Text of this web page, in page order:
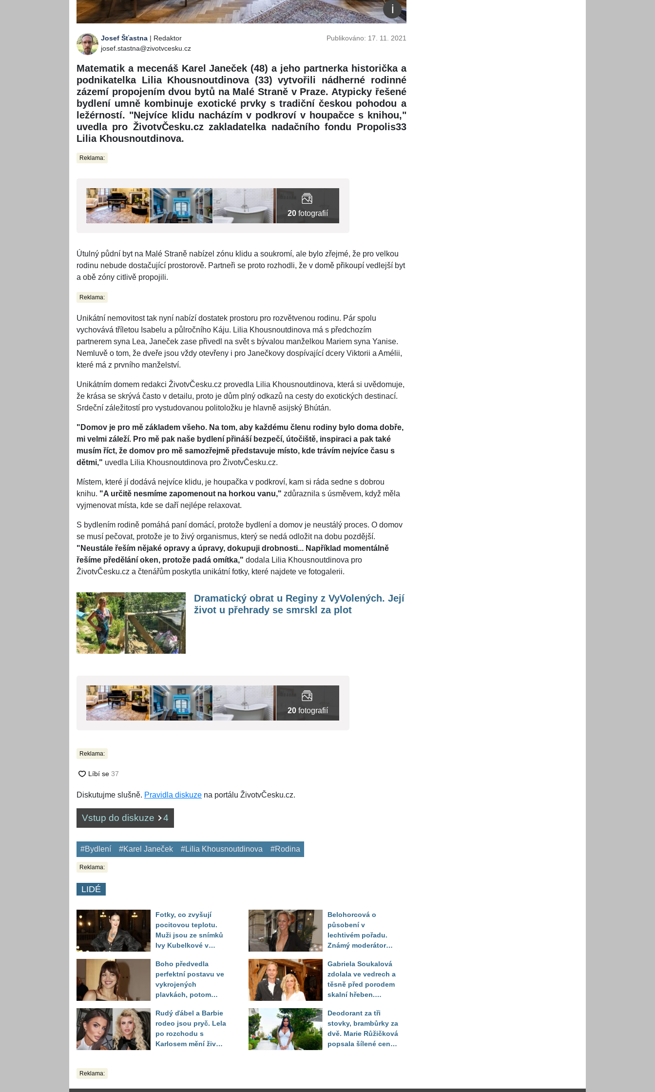
Josef Šťastna | Redaktor
josef.stastna@zivotvcesku.cz
Publikováno: 17. 11. 2021
Matematik a mecenáš Karel Janeček (48) a jeho partnerka historička a
podnikatelka Lilia Khousnoutdinova (33) vytvořili nádherné rodinné
zázemí propojením dvou bytů na Malé Straně v Praze. Atypicky řešené
bydlení umně kombinuje exotické prvky s tradiční českou pohodou a
ležérností. "Nejvíce klidu nacházím v podkroví v houpačce s knihou,"
uvedla pro ŽivotvČesku.cz zakladatelka nadačního fondu Propolis33
Lilia Khousnoutdinova.
Reklama:
20 fotografií
Útulný půdní byt na Malé Straně nabízel zónu klidu a soukromí, ale bylo zřejmé, že pro velkou
rodinu nebude dostačující prostorově. Partneři se proto rozhodli, že v domě přikoupí vedlejší byt
a obě zóny citlivě propojili.
Reklama:
Unikátní nemovitost tak nyní nabízí dostatek prostoru pro rozvětvenou rodinu. Pár spolu
vychovává tříletou Isabelu a půlročního Káju. Lilia Khousnoutdinova má s předchozím
partnerem syna Lea, Janeček zase přivedl na svět s bývalou manželkou Mariem syna Yanise.
Nemluvě o tom, že dveře jsou vždy otevřeny i pro Janečkovy dospívající dcery Viktorii a Amélii,
které má z prvního manželství.
Unikátním domem redakci ŽivotvČesku.cz provedla Lilia Khousnoutdinova, která si uvědomuje,
že krása se skrývá často v detailu, proto je dům plný odkazů na cesty do exotických destinací.
Srdeční záležitostí pro vystudovanou politoložku je hlavně asijský Bhútán.
"Domov je pro mě základem všeho. Na tom, aby každému členu rodiny bylo doma dobře,
mi velmi záleží. Pro mě pak naše bydlení přináší bezpečí, útočiště, inspiraci a pak také
musím říct, že domov pro mě samozřejmě představuje místo, kde trávím nejvíce času s
dětmi," uvedla Lilia Khousnoutdinova pro ŽivotvČesku.cz.
Místem, které jí dodává nejvíce klidu, je houpačka v podkroví, kam si ráda sedne s dobrou
knihu. "A určitě nesmíme zapomenout na horkou vanu," zdůraznila s úsměvem, když měla
vyjmenovat místa, kde se daří nejlépe relaxovat.
S bydlením rodině pomáhá paní domácí, protože bydlení a domov je neustálý proces. O domov
se musí pečovat, protože je to živý organismus, který se nedá odložit na dobu pozdější.
"Neustále řeším nějaké opravy a úpravy, dokupuji drobnosti... Například momentálně
řešíme předělání oken, protože padá omítka," dodala Lilia Khousnoutdinova pro
ŽivotvČesku.cz a čtenářům poskytla unikátní fotky, které najdete ve fotogalerii.
Dramatický obrat u Reginy z VyVolených. Její
život u přehrady se smrskl za plot
20 fotografií
Reklama:
Diskutujme slušně. Pravidla diskuze na portálu ŽivotvČesku.cz.
Vstup do diskuze 4
#Bydlení #Karel Janeček #Lilia Khousnoutdinova #Rodina
Reklama:
LIDÉ
Fotky, co zvyšují
pocitovou teplotu.
Muži jsou ze snímků
Ivy Kubelkové v
Boho předvedla
perfektní postavu ve
vykrojených
plavkách, potom
těla
Rudý ďábel a Barbie
rodeo jsou pryč. Lela
po rozchodu s
Karlosem mění život i
Belohorcová o
působení v
lechtivém pořadu.
Známý moderátor
sledoval pod dekou
Gabriela Soukalová
zdolala ve vedrech a
těsně před porodem
skalní hřeben.
snést "těhuli"
Deodorant za tři
stovky, brambůrky za
dvě. Marie Růžičková
popsala šílené ceny
Reklama: